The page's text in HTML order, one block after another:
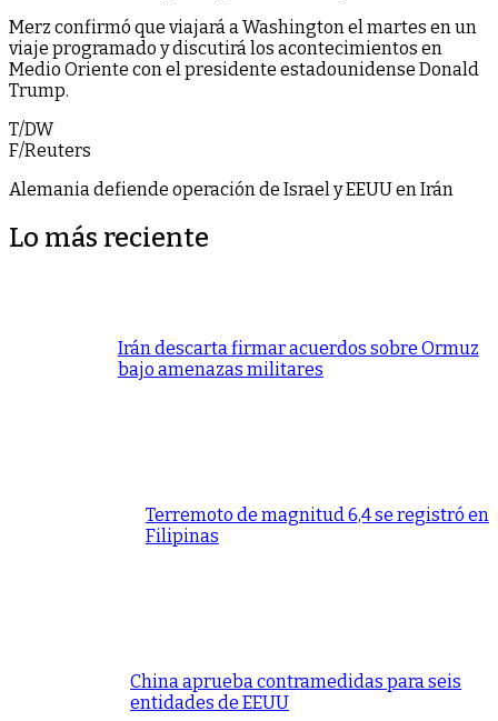
Merz confirmó que viajará a Washington el martes en un
viaje programado y discutirá los acontecimientos en
Medio Oriente con el presidente estadounidense Donald
Trump.
T/DW
F/Reuters
Alemania defiende operación de Israel y EEUU en Irán
Lo más reciente
Irán descarta firmar acuerdos sobre Ormuz
bajo amenazas militares
Terremoto de magnitud 6,4 se registró en
Filipinas
China aprueba contramedidas para seis
entidades de EEUU